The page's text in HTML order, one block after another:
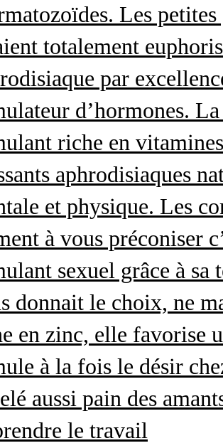
Les
totalement
par
d’hormones.
riche en
aphrodisiaques
et physique. Les
à vous préconiser
sexuel grâce à sa
donnait le choix, ne
en zinc, elle favorise
à la fois le désir
aussi pain des
le travail